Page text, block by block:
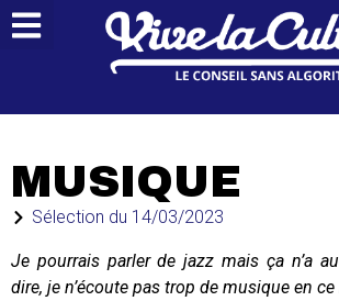
MUSIQUE
Sélection du 14/03/2023
Je pourrais parler de jazz mais ça n’a
dire, je n’écoute pas trop de musique en